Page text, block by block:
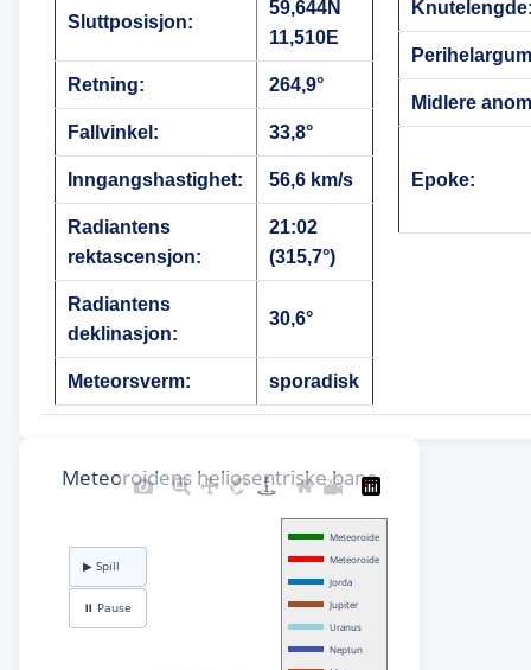
Sluttposisjon:
59,644N
11,510E
Retning: 264,9°
Fallvinkel: 33,8°
Inngangshastighet: 56,6 km/s
Radiantens
rektascensjon:
21:02
(315,7°)
Radiantens
deklinasjon:
30,6°
Meteorsverm: sporadisk
Midlere
Epoke: